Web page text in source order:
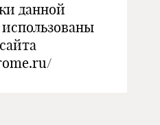
данной